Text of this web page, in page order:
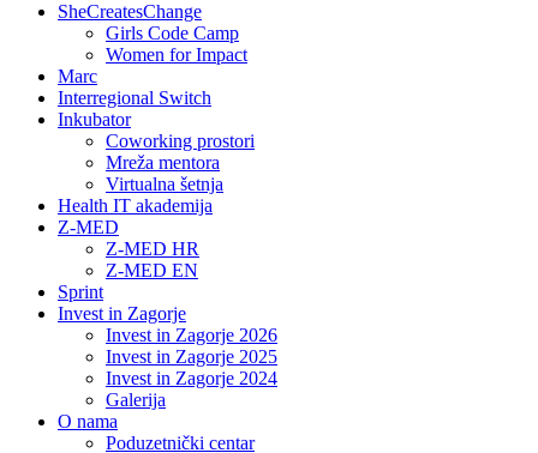
SheCreatesChange
Girls Code Camp
Women for Impact
Marc
Interregional Switch
Inkubator
Coworking prostori
Mreža mentora
Virtualna šetnja
Health IT akademija
Z-MED
Z-MED HR
Z-MED EN
Sprint
Invest in Zagorje
Invest in Zagorje 2026
Invest in Zagorje 2025
Invest in Zagorje 2024
Galerija
O nama
Poduzetnički centar